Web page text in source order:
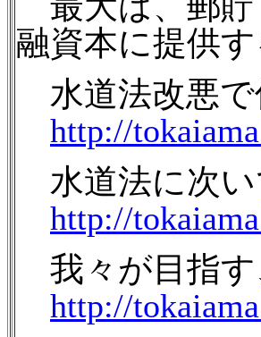
融資本に提供
水道法改悪で
http://
水道法に次
http://
我々が目指す
http://